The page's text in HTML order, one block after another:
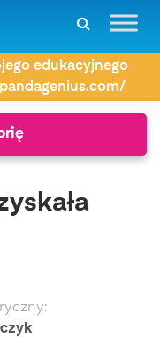
edukacyjnego